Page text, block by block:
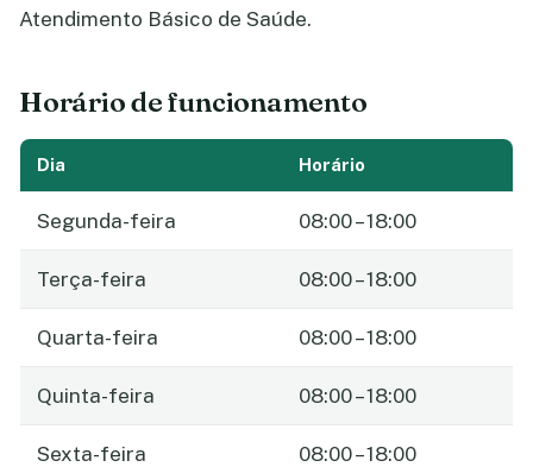
Atendimento Básico de Saúde.
Horário de funcionamento
Dia Horário
Segunda-feira 08:00 – 18:00
Terça-feira 08:00 – 18:00
Quarta-feira 08:00 – 18:00
Quinta-feira 08:00 – 18:00
Sexta-feira 08:00 – 18:00